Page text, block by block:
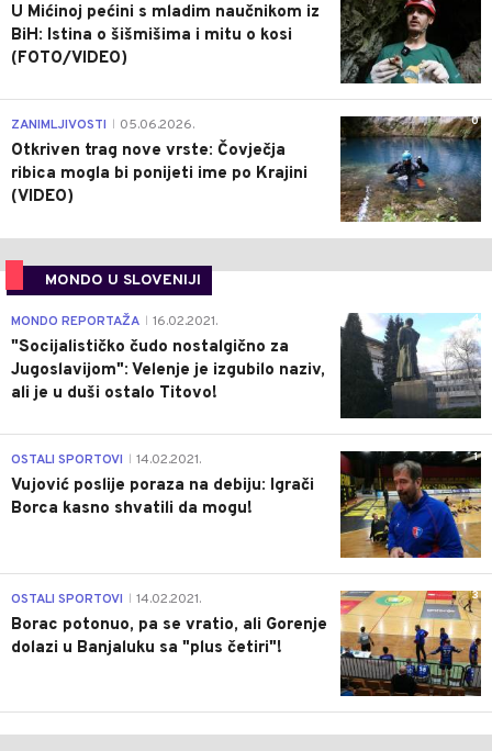
U Mićinoj pećini s mladim naučnikom iz
BiH: Istina o šišmišima i mitu o kosi
(FOTO/VIDEO)
0
ZANIMLJIVOSTI 05.06.2026.
Otkriven trag nove vrste: Čovječja
ribica mogla bi ponijeti ime po Krajini
(VIDEO)
MONDO U SLOVENIJI
4
MONDO REPORTAŽA 16.02.2021.
"Socijalističko čudo nostalgično za
Jugoslavijom": Velenje je izgubilo naziv,
ali je u duši ostalo Titovo!
1
OSTALI SPORTOVI 14.02.2021.
Vujović poslije poraza na debiju: Igrači
Borca kasno shvatili da mogu!
3
OSTALI SPORTOVI 14.02.2021.
Borac potonuo, pa se vratio, ali Gorenje
dolazi u Banjaluku sa "plus četiri"!